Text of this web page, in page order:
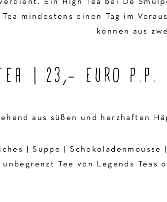
Ein High Tea bei De
Tea mindestens einen Tag im
können aus
| 23,- EURO P.P.
aus süßen und herzhaften
| Suppe |
Tee von Legends Teas